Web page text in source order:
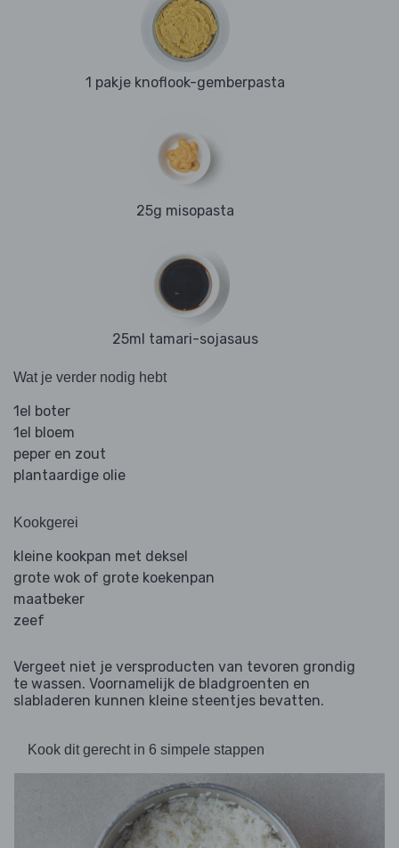
1 pakje knoflook-gemberpasta
25g misopasta
25ml tamari-sojasaus
Wat je verder nodig hebt
1el boter
1el bloem
peper en zout
plantaardige olie
Kookgerei
kleine kookpan met deksel
grote wok of grote koekenpan
maatbeker
zeef
Vergeet niet je versproducten van tevoren grondig
te wassen. Voornamelijk de bladgroenten en
slabladeren kunnen kleine steentjes bevatten.
Kook dit gerecht in 6 simpele stappen